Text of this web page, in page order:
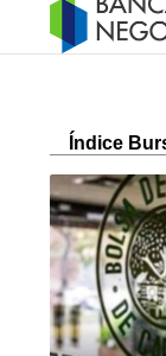
Índice